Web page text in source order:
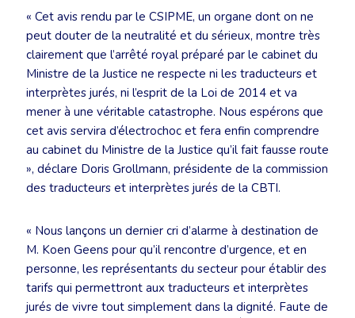
« Cet avis rendu par le CSIPME, un organe dont on ne
peut douter de la neutralité et du sérieux, montre très
clairement que l’arrêté royal préparé par le cabinet du
Ministre de la Justice ne respecte ni les traducteurs et
interprètes jurés, ni l’esprit de la Loi de 2014 et va
mener à une véritable catastrophe. Nous espérons que
cet avis servira d’électrochoc et fera enfin comprendre
au cabinet du Ministre de la Justice qu’il fait fausse route
», déclare Doris Grollmann, présidente de la commission
des traducteurs et interprètes jurés de la CBTI.
« Nous lançons un dernier cri d’alarme à destination de
M. Koen Geens pour qu’il rencontre d’urgence, et en
personne, les représentants du secteur pour établir des
tarifs qui permettront aux traducteurs et interprètes
jurés de vivre tout simplement dans la dignité. Faute de